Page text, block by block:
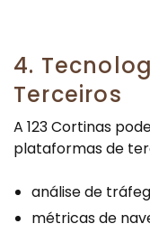
4.
Terceiros
A 123 Cortinas
plataformas de
análise de
métricas de